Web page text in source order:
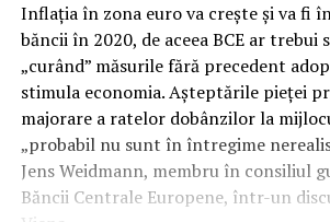
Inflaţia în zona euro va creşte şi va fi
băncii în 2020, de aceea BCE ar trebui
„curând” măsurile fără precedent
stimula economia. Aşteptările pieţei
majorare a ratelor dobânzilor la
„probabil nu sunt în întregime
Jens Weidmann, membru în consiliul
Băncii Centrale Europene, într-un